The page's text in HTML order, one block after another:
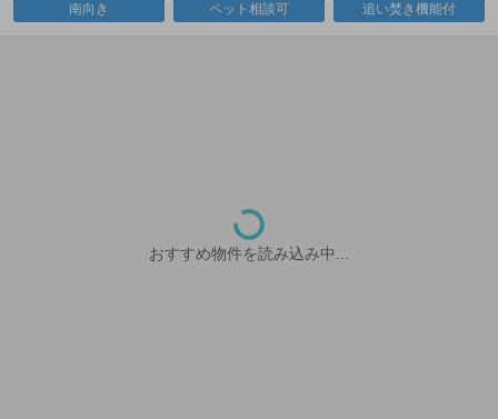
南向き ペット相談可 追い焚き機能付
おすすめ物件を読み込み中...